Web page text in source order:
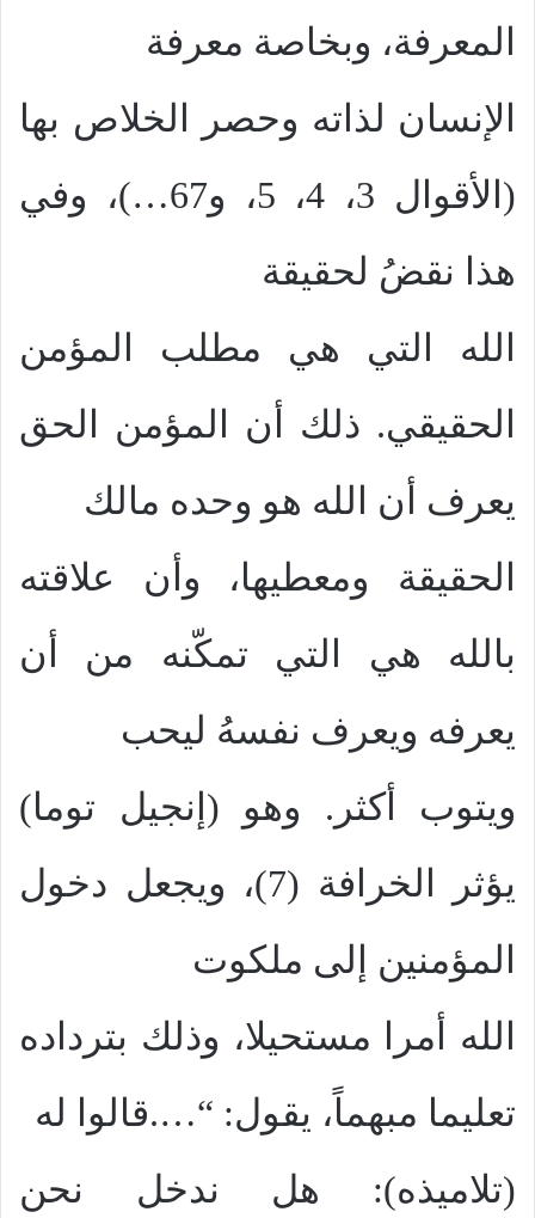
المعرفة، وبخاصة معرفة
الإنسان لذاته وحصر الخلاص بها
(الأقوال 3، 4، 5، و67…)، وفي
هذا نقضُ لحقيقة
الله التي هي مطلب المؤمن
الحقيقي. ذلك أن المؤمن الحق
يعرف أن الله هو وحده مالك
الحقيقة ومعطيها، وأن علاقته
بالله هي التي تمكّنه من أن
يعرفه ويعرف نفسهُ ليحب
ويتوب أكثر. وهو (إنجيل توما)
يؤثر الخرافة (7)، ويجعل دخول
المؤمنين إلى ملكوت
الله أمرا مستحيلا، وذلك بترداده
تعليما مبهماً، يقول: “….قالوا له
(تلاميذه): هل ندخل نحن